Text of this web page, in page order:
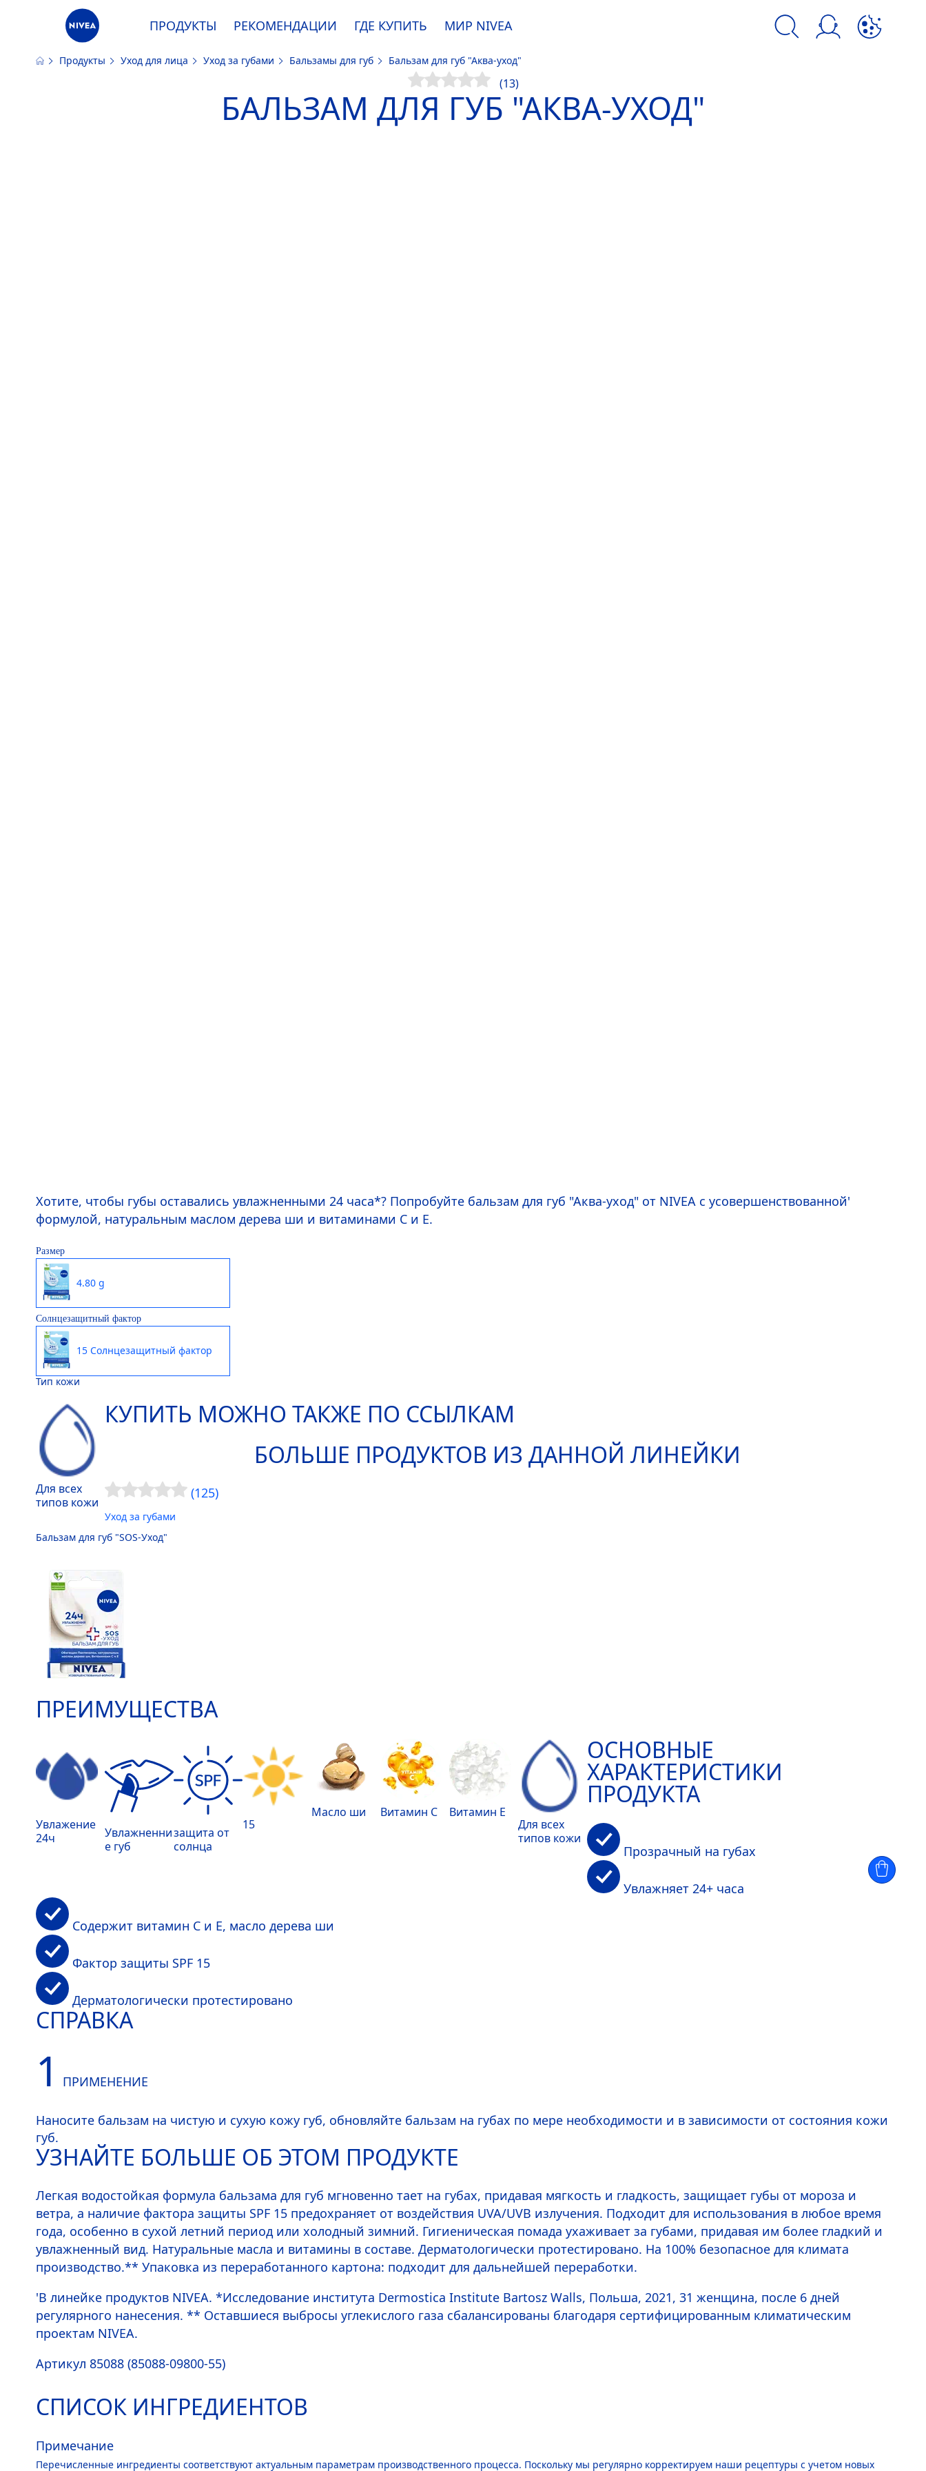
Наш сайт использует файлы cookie. Пожалуйста, ознакомьтесь с информацией по использованию файлов cookie и аналогичных инструментов.
ПРОДУКТЫ РЕКОМЕНДАЦИИ ГДЕ КУПИТЬ МИР NIVEA
Продукты Уход для лица Уход за губами Бальзамы для губ Бальзам для губ "Аква-уход"
(13)
БАЛЬЗАМ ДЛЯ ГУБ "АКВА-УХОД"
Хотите, чтобы губы оставались увлажненными 24 часа*? Попробуйте бальзам для губ "Аква-уход" от NIVEA с усовершенствованной'
формулой, натуральным маслом дерева ши и витаминами С и Е.
Размер
4.80 g
Солнцезащитный фактор
15 Солнцезащитный фактор
Тип кожи
Для всех
типов кожи
КУПИТЬ МОЖНО ТАКЖЕ ПО ССЫЛКАМ
БОЛЬШЕ ПРОДУКТОВ ИЗ ДАННОЙ ЛИНЕЙКИ
(125)
Уход за губами
Бальзам для губ "SOS-Уход"
ПРЕИМУЩЕСТВА
Увлажение
24ч
Увлажненни
е губ
защита от
солнца
15
Масло ши Витамин С
Витамин Е
Для всех
типов кожи
ОСНОВНЫЕ
ХАРАКТЕРИСТИКИ
ПРОДУКТА
Прозрачный на губах
Увлажняет 24+ часа
Содержит витамин С и Е, масло дерева ши
Фактор защиты SPF 15
Дерматологически протестировано
СПРАВКА
1 ПРИМЕНЕНИЕ
Наносите бальзам на чистую и сухую кожу губ, обновляйте бальзам на губах по мере необходимости и в зависимости от состояния кожи
губ.
УЗНАЙТЕ БОЛЬШЕ ОБ ЭТОМ ПРОДУКТЕ
Легкая водостойкая формула бальзама для губ мгновенно тает на губах, придавая мягкость и гладкость, защищает губы от мороза и
ветра, а наличие фактора защиты SPF 15 предохраняет от воздействия UVA/UVB излучения. Подходит для использования в любое время
года, особенно в сухой летний период или холодный зимний. Гигиеническая помада ухаживает за губами, придавая им более гладкий и
увлажненный вид. Натуральные масла и витамины в составе. Дерматологически протестировано. На 100% безопасное для климата
производство.** Упаковка из переработанного картона: подходит для дальнейшей переработки.
'В линейке продуктов NIVEA. *Исследование института Dermostica Institute Bartosz Walls, Польша, 2021, 31 женщина, после 6 дней
регулярного нанесения. ** Оставшиеся выбросы углекислого газа сбалансированы благодаря сертифицированным климатическим
проектам NIVEA.
Артикул 85088 (85088-09800-55)
СПИСОК ИНГРЕДИЕНТОВ
Примечание
Перечисленные ингредиенты соответствуют актуальным параметрам производственного процесса. Поскольку мы регулярно корректируем наши рецептуры с учетом новых